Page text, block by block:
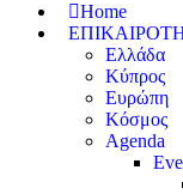
Home
Ελλάδα
Κύπρος
Ευρώπη
Κόσμος
Agenda